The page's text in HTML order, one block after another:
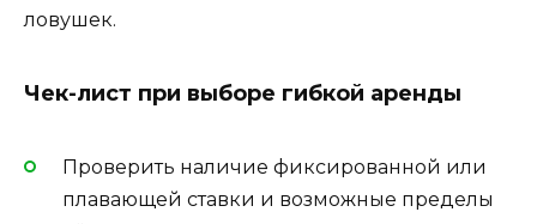
ловушек.
Чек-лист при выборе гибкой аренды
Проверить наличие фиксированной или
плавающей ставки и возможные пределы